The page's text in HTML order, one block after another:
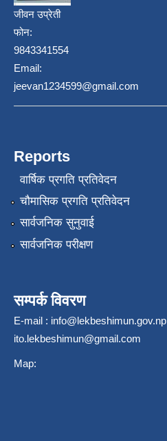
जीवन उप्रेती
फोन:
9843341554
Email:
jeevan1234599@gmail.com
Reports
वार्षिक प्रगति प्रतिवेदन
चौमासिक प्रगति प्रतिवेदन
सार्वजनिक सुनुवाई
सार्वजनिक परीक्षण
सम्पर्क विवरण
E-mail : info@lekbeshimun.gov.np
ito.lekbeshimun@gmail.com
Map: